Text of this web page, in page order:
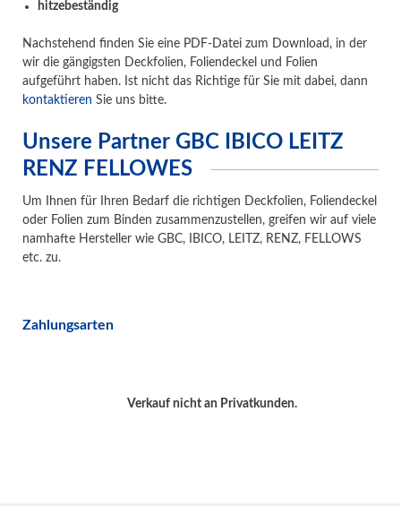
hitzebeständig
Nachstehend finden Sie eine PDF-Datei zum Download, in der
wir die gängigsten Deckfolien, Foliendeckel und Folien
aufgeführt haben. Ist nicht das Richtige für Sie mit dabei, dann
kontaktieren Sie uns bitte.
Unsere Partner GBC IBICO LEITZ
RENZ FELLOWES
Um Ihnen für Ihren Bedarf die richtigen Deckfolien, Foliendeckel
oder Folien zum Binden zusammenzustellen, greifen wir auf viele
namhafte Hersteller wie GBC, IBICO, LEITZ, RENZ, FELLOWS
etc. zu.
Zahlungsarten
Verkauf nicht an Privatkunden.